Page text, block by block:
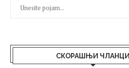
СКОРАШЊИ ЧЛАНЦИ